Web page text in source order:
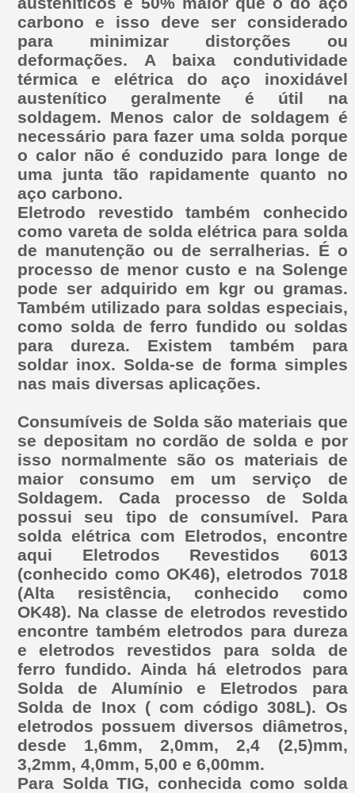
carbono e isso deve ser considerado
para minimizar distorções ou
deformações. A baixa condutividade
térmica e elétrica do aço inoxidável
austenítico geralmente é útil na
soldagem. Menos calor de soldagem é
necessário para fazer uma solda porque
o calor não é conduzido para longe de
uma junta tão rapidamente quanto no
aço carbono.
Eletrodo revestido também conhecido
como vareta de solda elétrica para solda
de manutenção ou de serralherias. É o
processo de menor custo e na Solenge
pode ser adquirido em kgr ou gramas.
Também utilizado para soldas especiais,
como solda de ferro fundido ou soldas
para dureza. Existem também para
soldar inox. Solda-se de forma simples
nas mais diversas aplicações.
Consumíveis de Solda são materiais que
se depositam no cordão de solda e por
isso normalmente são os materiais de
maior consumo em um serviço de
Soldagem. Cada processo de Solda
possui seu tipo de consumível. Para
solda elétrica com Eletrodos, encontre
aqui Eletrodos Revestidos 6013
(conhecido como OK46), eletrodos 7018
(Alta resistência, conhecido como
OK48). Na classe de eletrodos revestido
encontre também eletrodos para dureza
e eletrodos revestidos para solda de
ferro fundido. Ainda há eletrodos para
Solda de Alumínio e Eletrodos para
Solda de Inox ( com código 308L). Os
eletrodos possuem diversos diâmetros,
desde 1,6mm, 2,0mm, 2,4 (2,5)mm,
3,2mm, 4,0mm, 5,00 e 6,00mm.
Para Solda TIG, conhecida como solda